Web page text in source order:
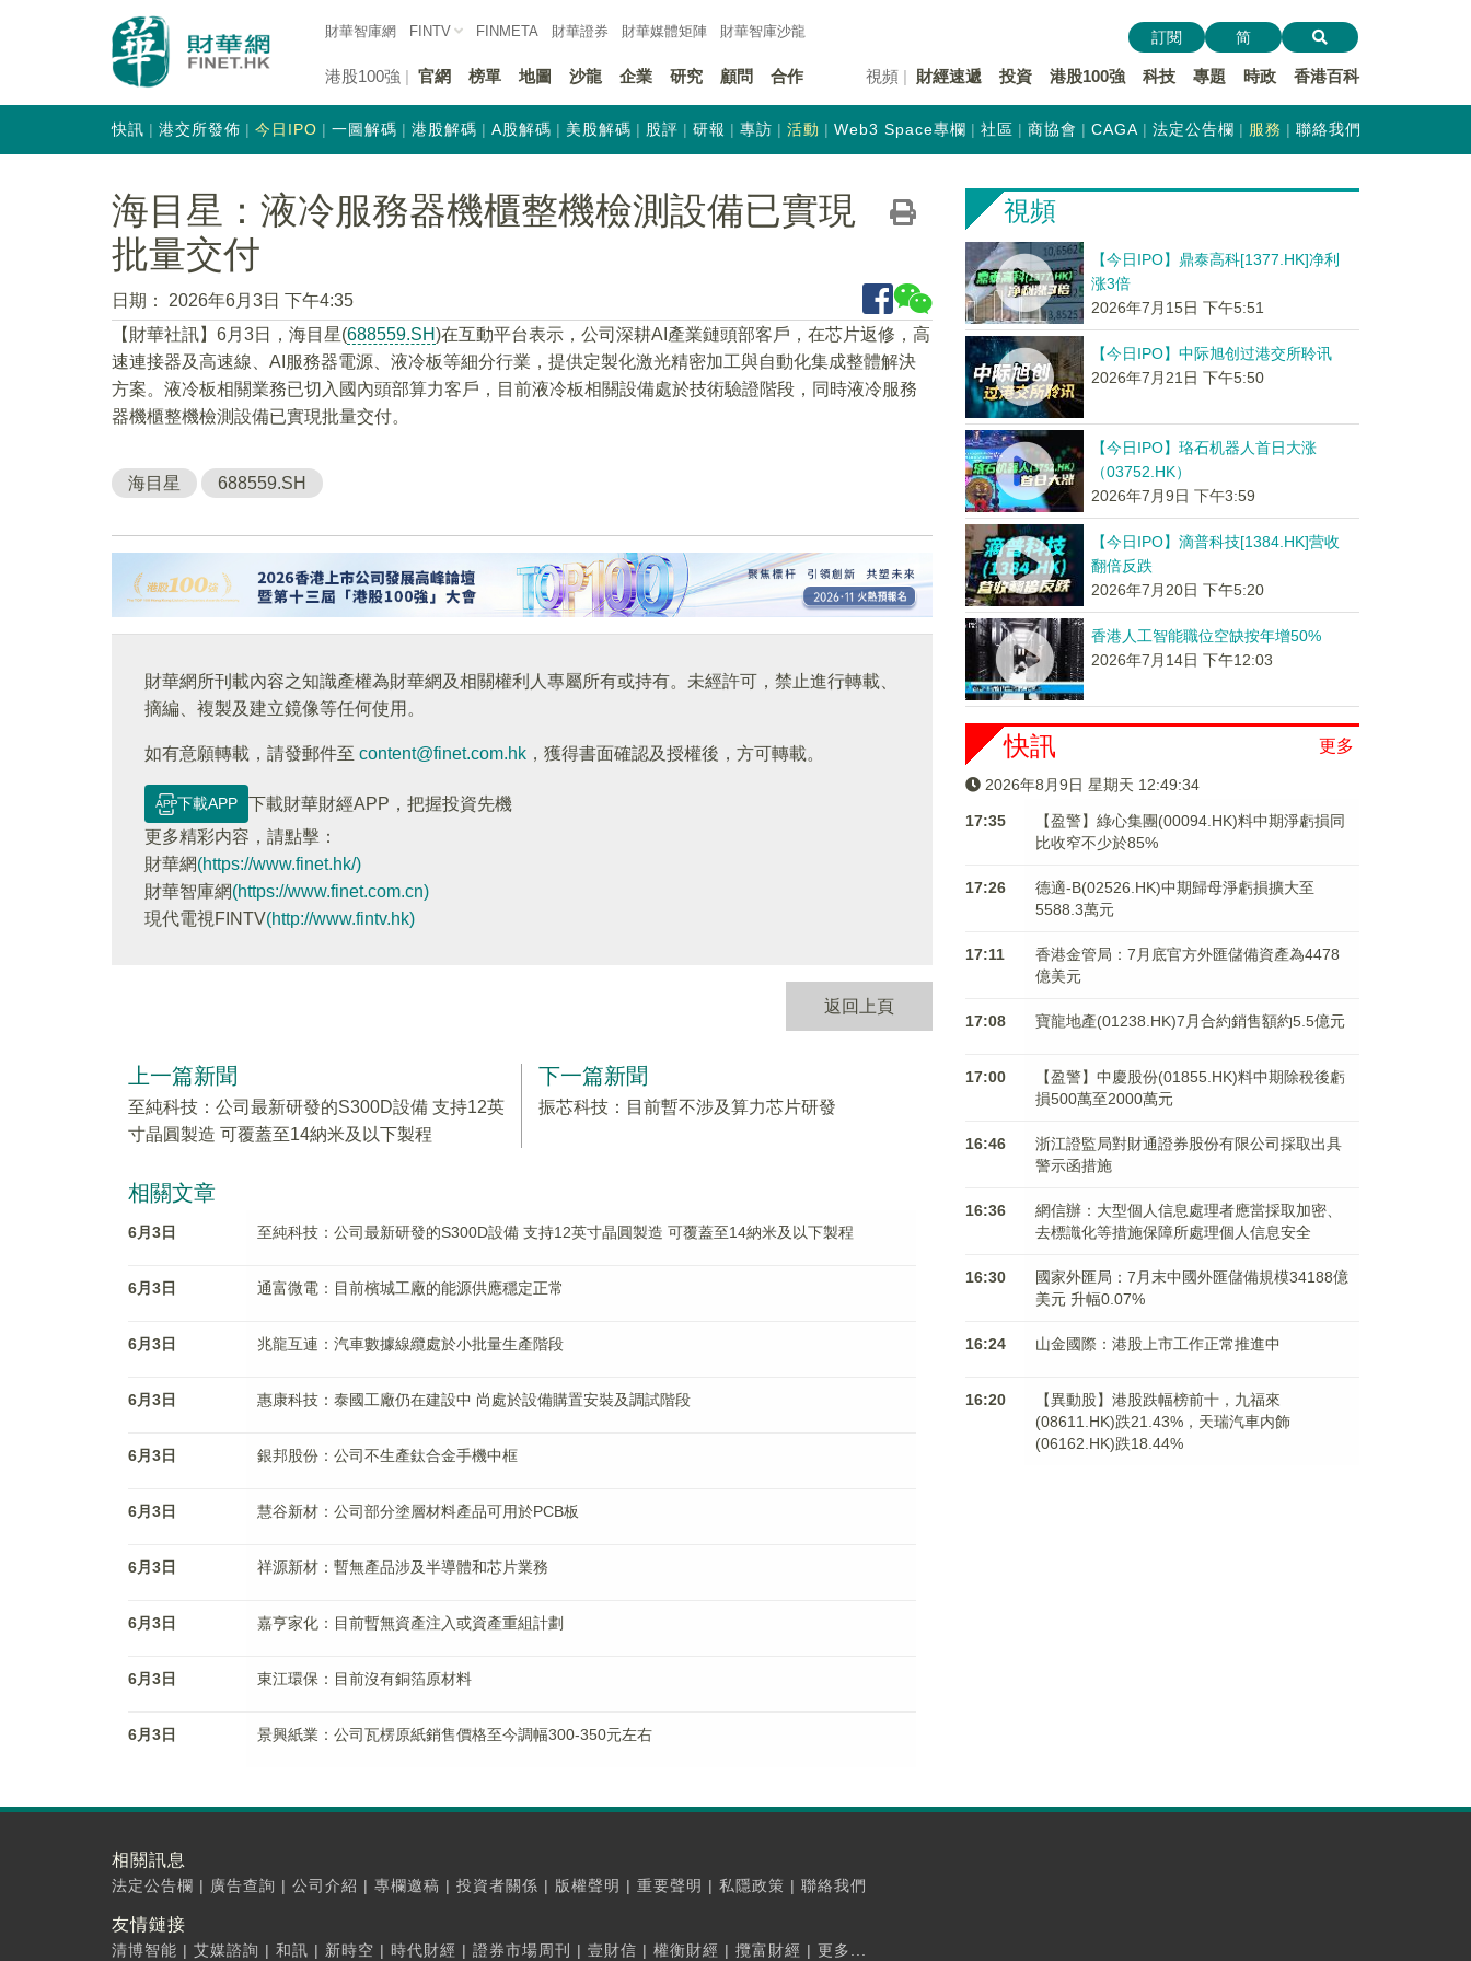
財華智庫網 FINTV FINMETA 財華證券 財華媒體矩陣 財華智庫沙龍
港股100強 官網 榜單 地圖 沙龍 企業 研究 顧問 合作 視頻 財經速遞 投資 港股100強 科技 專題 時政 香港百科
訂閱 简
快訊 港交所發佈 今日IPO 一圖解碼 港股解碼 A股解碼 美股解碼 股評 研報 專訪 活動 Web3 Space專欄 社區 商協會 CAGA 法定公告欄 服務 聯絡我們
海目星：液冷服務器機櫃整機檢測設備已實現
批量交付
日期：
2026年6月3日 下午4:35
【財華社訊】6月3日，海目星(688559.SH)在互動平台表示，公司深耕AI產業鏈頭部客戶，在芯片返修，高
速連接器及高速線、AI服務器電源、液冷板等細分行業，提供定製化激光精密加工與自動化集成整體解決
方案。液冷板相關業務已切入國內頭部算力客戶，目前液冷板相關設備處於技術驗證階段，同時液冷服務
器機櫃整機檢測設備已實現批量交付。
海目星 688559.SH
財華網所刊載內容之知識產權為財華網及相關權利人專屬所有或持有。未經許可，禁止進行轉載、
摘編、複製及建立鏡像等任何使用。
如有意願轉載，請發郵件至 content@finet.com.hk ，獲得書面確認及授權後，方可轉載。
下載APP
下載財華財經APP，把握投資先機
更多精彩内容，請點擊：
財華網(https://www.finet.hk/)
財華智庫網(https://www.finet.com.cn)
現代電視FINTV(http://www.fintv.hk)
返回上頁
上一篇新聞
至純科技：公司最新研發的S300D設備 支持12英
寸晶圓製造 可覆蓋至14納米及以下製程
下一篇新聞
振芯科技：目前暫不涉及算力芯片研發
相關文章
6月3日 至純科技：公司最新研發的S300D設備 支持12英寸晶圓製造 可覆蓋至14納米及以下製程
6月3日 通富微電：目前檳城工廠的能源供應穩定正常
6月3日 兆龍互連：汽車數據線纜處於小批量生產階段
6月3日 惠康科技：泰國工廠仍在建設中 尚處於設備購置安裝及調試階段
6月3日 銀邦股份：公司不生產鈦合金手機中框
6月3日 慧谷新材：公司部分塗層材料產品可用於PCB板
6月3日 祥源新材：暫無產品涉及半導體和芯片業務
6月3日 嘉亨家化：目前暫無資產注入或資產重組計劃
6月3日 東江環保：目前沒有銅箔原材料
6月3日 景興紙業：公司瓦楞原紙銷售價格至今調幅300-350元左右
視頻
【今日IPO】鼎泰高科[1377.HK]净利
涨3倍
2026年7月15日 下午5:51
【今日IPO】中际旭创过港交所聆讯
2026年7月21日 下午5:50
【今日IPO】珞石机器人首日大涨
（03752.HK）
2026年7月9日 下午3:59
【今日IPO】滴普科技[1384.HK]营收
翻倍反跌
2026年7月20日 下午5:20
香港人工智能職位空缺按年增50%
2026年7月14日 下午12:03
更多
快訊
2026年8月9日 星期天 12:49:34
17:35
【盈警】綠心集團(00094.HK)料中期淨虧損同
比收窄不少於85%
17:26
德適-B(02526.HK)中期歸母淨虧損擴大至
5588.3萬元
17:11
香港金管局：7月底官方外匯儲備資產為4478
億美元
17:08 寶龍地產(01238.HK)7月合約銷售額約5.5億元
17:00
【盈警】中慶股份(01855.HK)料中期除稅後虧
損500萬至2000萬元
16:46
浙江證監局對財通證券股份有限公司採取出具
警示函措施
16:36
網信辦：大型個人信息處理者應當採取加密、
去標識化等措施保障所處理個人信息安全
16:30
國家外匯局：7月末中國外匯儲備規模34188億
美元 升幅0.07%
16:24 山金國際：港股上市工作正常推進中
16:20
【異動股】港股跌幅榜前十，九福來
(08611.HK)跌21.43%，天瑞汽車内飾
(06162.HK)跌18.44%
相關訊息
法定公告欄 | 廣告查詢 | 公司介紹 | 專欄邀稿 | 投資者關係 | 版權聲明 | 重要聲明 | 私隱政策 | 聯絡我們
友情鏈接
清博智能 | 艾媒諮詢 | 和訊 | 新時空 | 時代財經 | 證券市場周刊 | 壹財信 | 權衡財經 | 攬富財經 | 更多...